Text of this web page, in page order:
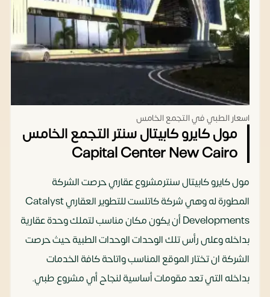
اسعار الطبي في التجمع الخامس
مول كايرو كابيتال سنتر التجمع الخامس
Capital Center New Cairo
مول كايرو كابيتال سنترمشروع عقاري حرصت الشركة
المطورة له وهي شركة كاتلست للتطوير العقاري ‎Catalyst
Developments‎ أن يكون مكان مناسب لتملك وحدة عقارية
بداخله وعلى رأس تلك الوحدات الوحدات الطبية حيث حرصت
الشركة ان تختار الموقع المناسب واتاحة كافة الخدمات
بداخله التي تعد مقومات أساسية لنجاح أي مشروع طبي.